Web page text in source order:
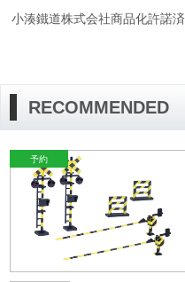
小湊鐵道株式会社商品化許諾済
RECOMMENDED